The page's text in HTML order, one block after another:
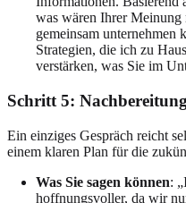
was wären Ihrer Meinung
gemeinsam unternehmen
Strategien, die ich zu
verstärken, was Sie im
Schritt 5:
Ein einziges Gespräch reicht
einem klaren Plan für die
Was Sie sagen können:
hoffnungsvoller, da wir